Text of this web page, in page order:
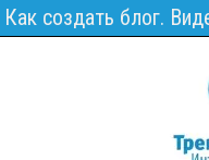
Как создать блог.